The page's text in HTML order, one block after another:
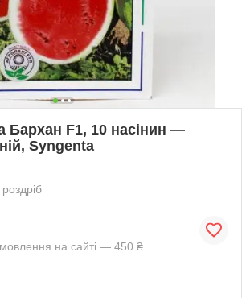
Бархан F1, 10 насінин —
Syngenta
на сайті — 450 ₴